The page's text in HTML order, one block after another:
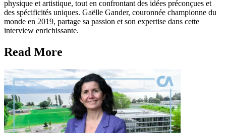
physique et artistique, tout en confrontant des idées préconçues et
des spécificités uniques. Gaëlle Gander, couronnée championne du
monde en 2019, partage sa passion et son expertise dans cette
interview enrichissante.
Read More